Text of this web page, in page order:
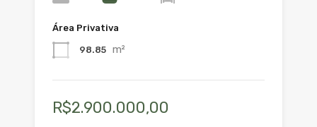
Área Privativa
98.85 m²
R$2.900.000,00